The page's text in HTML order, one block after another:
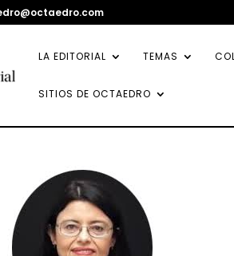
LA EDITORIAL TEMAS
SITIOS DE OCTAEDRO